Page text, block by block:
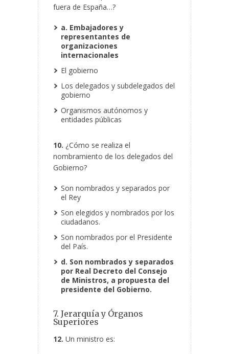
fuera de España…?
a. Embajadores y
representantes de
organizaciones
internacionales
El gobierno
Los delegados y subdelegados del
gobierno
Organismos autónomos y
entidades públicas
10. ¿Cómo se realiza el
nombramiento de los delegados del
Gobierno?
Son nombrados y separados por
el Rey
Son elegidos y nombrados por los
ciudadanos.
Son nombrados por el Presidente
del País.
d. Son nombrados y separados
por Real Decreto del Consejo
de Ministros, a propuesta del
presidente del Gobierno.
7. Jerarquía y Órganos
Superiores
12. Un ministro es: